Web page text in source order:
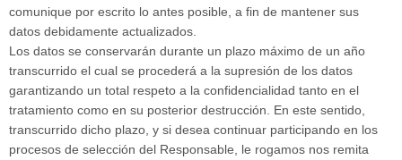
comunique por escrito lo antes posible, a fin de mantener sus
datos debidamente actualizados.
Los datos se conservarán durante un plazo máximo de un año
transcurrido el cual se procederá a la supresión de los datos
garantizando un total respeto a la confidencialidad tanto en el
tratamiento como en su posterior destrucción. En este sentido,
transcurrido dicho plazo, y si desea continuar participando en los
procesos de selección del Responsable, le rogamos nos remita